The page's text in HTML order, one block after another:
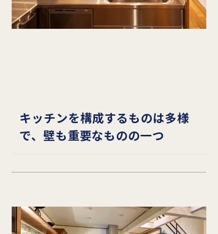
キッチンを構成するものは多様
で、壁も重要なものの一つ